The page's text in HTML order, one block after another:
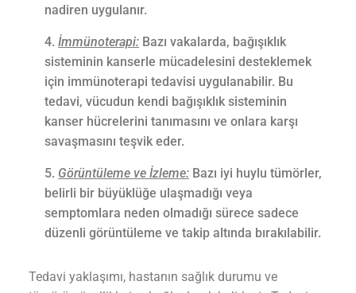
nadiren uygulanır.
İmmünoterapi: Bazı vakalarda, bağışıklık
sisteminin kanserle mücadelesini desteklemek
için immünoterapi tedavisi uygulanabilir. Bu
tedavi, vücudun kendi bağışıklık sisteminin
kanser hücrelerini tanımasını ve onlara karşı
savaşmasını teşvik eder.
Görüntüleme ve İzleme: Bazı iyi huylu tümörler,
belirli bir büyüklüğe ulaşmadığı veya
semptomlara neden olmadığı sürece sadece
düzenli görüntüleme ve takip altında bırakılabilir.
Tedavi yaklaşımı, hastanın sağlık durumu ve